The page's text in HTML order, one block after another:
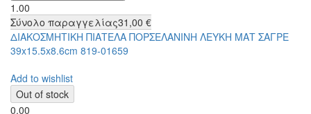
1.00
Σύνολο παραγγελίας31,00 €
ΔΙΑΚΟΣΜΗΤΙΚΗ ΠΙΑΤΕΛΑ ΠΟΡΣΕΛΑΝΙΝΗ ΛΕΥΚΗ ΜΑΤ ΣΑΓΡΕ
39x15.5x8.6cm 819-01659
Add to wishlist
0.00